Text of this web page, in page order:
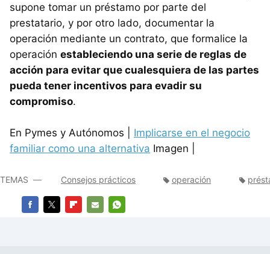
supone tomar un préstamo por parte del
prestatario, y por otro lado, documentar la
operación mediante un contrato, que formalice la
operación estableciendo una serie de reglas de
acción para evitar que cualesquiera de las partes
pueda tener incentivos para evadir su
compromiso.
En Pymes y Autónomos | Implicarse en el negocio
familiar como una alternativa Imagen |
TEMAS Consejos prácticos operación